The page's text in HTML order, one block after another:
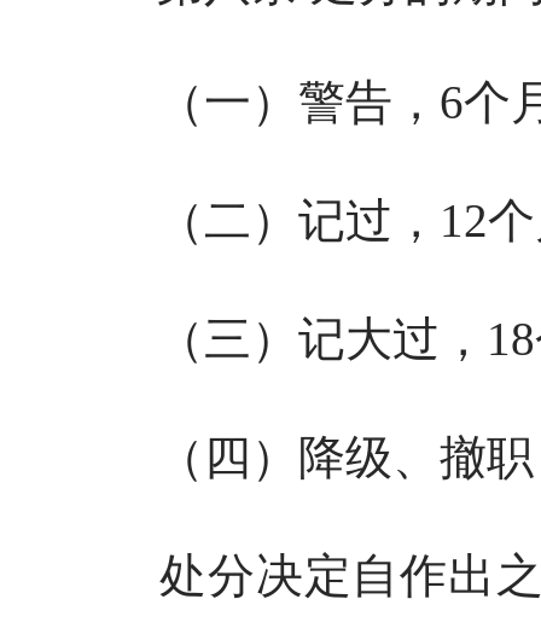
（一）警告，6个
（二）记过，12个
（三）记大过，18
（四）降级、撤职
处分决定自作出之